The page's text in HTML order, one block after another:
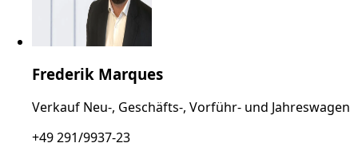
Frederik Marques
Verkauf Neu-, Geschäfts-, Vorführ- und Jahreswagen
+49 291/9937-23